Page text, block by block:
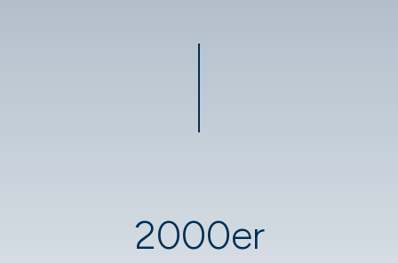
2000er